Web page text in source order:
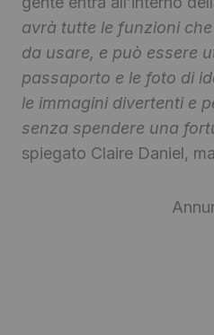
avrà tutte le funzioni
da usare, e può essere
passaporto e le foto di
le immagini divertenti e
senza spendere una
spiegato Claire Daniel,